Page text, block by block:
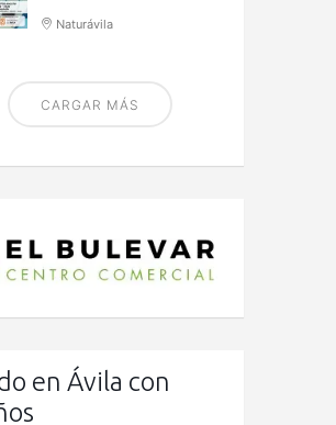
Naturávila
CARGAR MÁS
en Ávila con